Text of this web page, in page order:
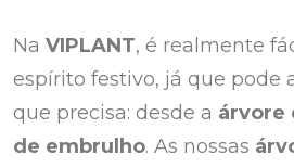
Na VIPLANT, é realmente
espírito festivo, já que pode
que precisa: desde a árvore
de embrulho. As nossas